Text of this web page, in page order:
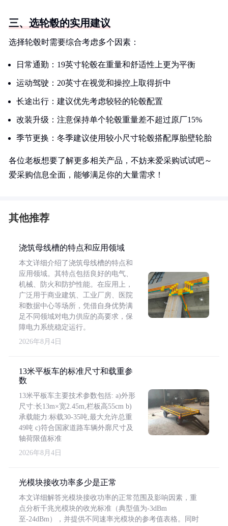
三、选轮毂的实用建议
选择轮毂时需要综合考虑多个因素：
日常通勤：19英寸轮毂在重量和舒适性上更为平衡
运动驾驶：20英寸在视觉和操控上取得折中
长途出行：建议优先考虑较轻的轮毂配置
改装升级：注意保持单个轮毂重量差不超过原厂15%
季节更换：冬季建议使用较小尺寸轮毂搭配厚胎壁轮胎
各位老板想要了解更多相关产品，不妨来爱采购试试吧～
爱采购信息全面，能够满足你的大量需求！
其他推荐
浇筑母线槽的特点和应用领域
本文详细介绍了浇筑母线槽的特点和
应用领域。其特点包括良好的电气、
机械、防火和防护性能。在应用上，
广泛用于商业建筑、工业厂房、医院
和数据中心等场所，凭借自身优势满
足不同领域对电力供应的高要求，保
障电力系统稳定运行。
2026年8月4日
13米平板车的标准尺寸和载重参
数
13米平板车主要技术参数包括: a)外形
尺寸:长13m×宽2.45m,栏板高55cm b)
承载能力:标载30-35吨,最大允许总重
49吨 c)符合国家道路车辆外廓尺寸及
轴荷限值标准
2026年8月4日
光模块接收功率多少是正常
本文详细解答光模块接收功率的正常范围及影响因素，重
点分析千兆光模块的收光标准（典型值为-3dBm
至-24dBm），并提供不同速率光模块的参考值表格。同时